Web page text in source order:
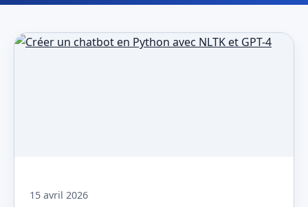
15 avril 2026